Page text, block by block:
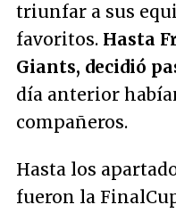
triunfar a sus
favoritos. Hasta
Giants, decidió
día anterior
compañeros.
Hasta los
fueron la